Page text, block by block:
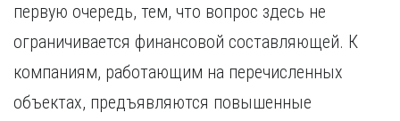
первую очередь, тем, что вопрос здесь не
ограничивается финансовой составляющей. К
компаниям, работающим на перечисленных
объектах, предъявляются повышенные